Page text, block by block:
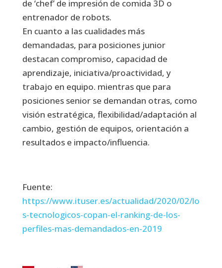
de ‘chef’ de impresión de comida 3D o
entrenador de robots.
En cuanto a las cualidades más
demandadas, para posiciones junior
destacan compromiso, capacidad de
aprendizaje, iniciativa/proactividad, y
trabajo en equipo. mientras que para
posiciones senior se demandan otras, como
visión estratégica, flexibilidad/adaptación al
cambio, gestión de equipos, orientación a
resultados e impacto/influencia.
Fuente:
https://www.ituser.es/actualidad/2020/02/lo
s-tecnologicos-copan-el-ranking-de-los-
perfiles-mas-demandados-en-2019